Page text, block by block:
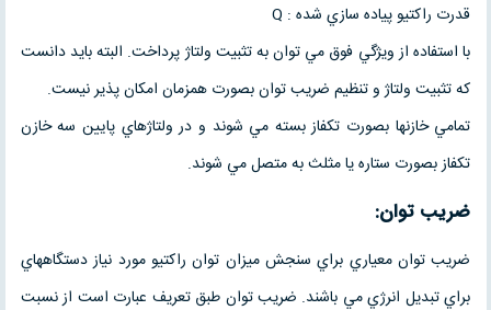
قدرت راكتيو پياده سازي شده : Q
با استفاده از ويژگي فوق مي توان به تثبيت ولتاژ پرداخت. البته بايد دانست
كه تثبيت ولتاژ و تنظيم ضريب توان بصورت همزمان امكان پذير نيست.
تمامي خازنها بصورت تكفاز بسته مي شوند و در ولتاژهاي پايين سه خازن
تكفاز بصورت ستاره يا مثلث به متصل مي شوند.
ضريب توان:
ضريب توان معياري براي سنجش ميزان توان راكتيو مورد نياز دستگاههاي
براي تبديل انرژي مي باشند. ضريب توان طبق تعريف عبارت است از نسبت